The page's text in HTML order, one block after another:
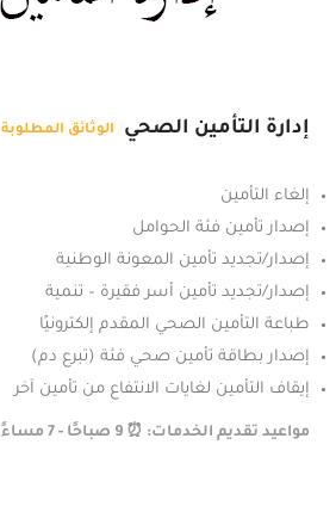
إدارة التأمين الصحي الوثائق المطلوبة
إلغاء التأمين
إصدار تأمين فئة الحوامل
إصدار/تجديد تأمين المعونة الوطنية
إصدار/تجديد تأمين أسر فقيرة – تنمية
طباعة التأمين الصحي المقدم إلكترونيًا
إصدار بطاقة تأمين صحي فئة (تبرع دم)
إيقاف التأمين لغايات الانتفاع من تأمين آخر
مواعيد تقديم الخدمات: ⏰ 9 صباحًا - 7 مساءً